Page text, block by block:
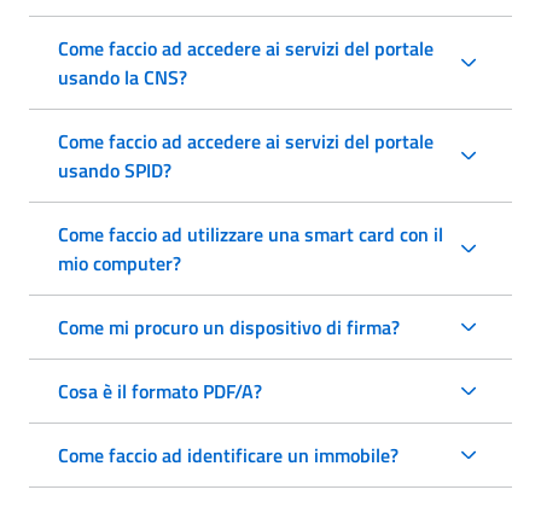
Come faccio ad accedere ai servizi del portale
usando la CNS?
Come faccio ad accedere ai servizi del portale
usando SPID?
Come faccio ad utilizzare una smart card con il
mio computer?
Come mi procuro un dispositivo di firma?
Cosa è il formato PDF/A?
Come faccio ad identificare un immobile?